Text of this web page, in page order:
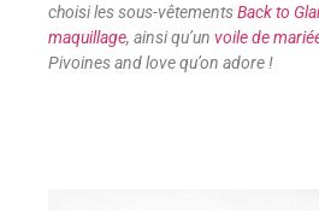
choisi les sous-vêtementsBack to
maquillage, ainsi qu’un voile de
Pivoines and love qu’on adore !